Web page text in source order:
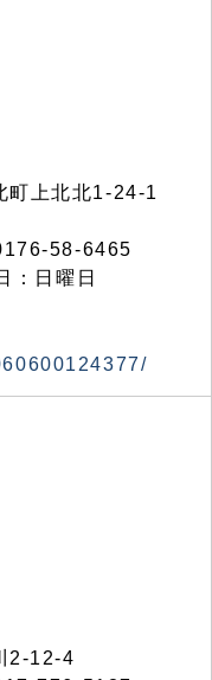
上北北1-24-1
58-6465
：日曜日
2-12-4